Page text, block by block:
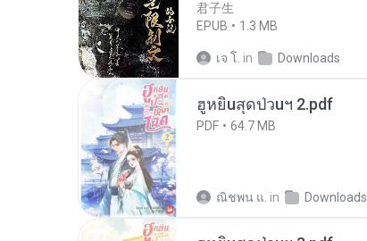
君子生
EPUB
1.3 MB
เจ โ. in Downloads
ฮูหยิuสุดป่วuฯ 2.pdf
PDF 64.7 MB
ณิชพน แ. in Downloads